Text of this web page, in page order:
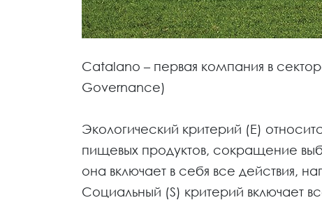
Catalano – первая компания в
Governance)
Экологический критерий (E)
пищевых продуктов, сокращение
она включает в себя все действия,
Социальный (S) критерий включает